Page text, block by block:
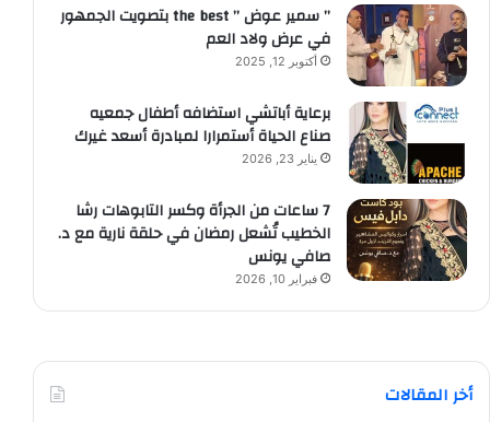
” سمير عوض ” the best بتصويت الجمهور
في عرض ولاد العم
أكتوبر 12, 2025
برعاية أباتشي استضافه أطفال جمعيه
صناع الحياة أستمرارا لمبادرة أسعد غيرك
يناير 23, 2026
7 ساعات من الجرأة وكسر التابوهات رشا
الخطيب تُشعل رمضان في حلقة نارية مع د.
صافي يونس
فبراير 10, 2026
أخر المقالات